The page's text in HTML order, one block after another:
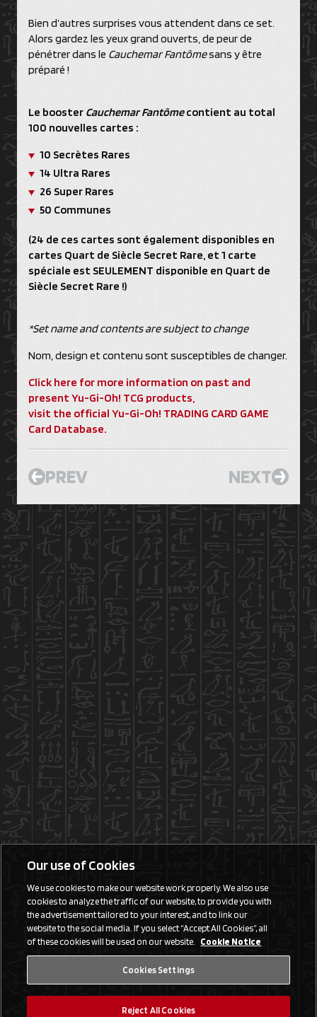
Bien d’autres surprises vous attendent dans ce set.
Alors gardez les yeux grand ouverts, de peur de
pénétrer dans le Cauchemar Fantômesans y être
préparé !
Le booster Cauchemar Fantômecontient au total
100 nouvelles cartes :
10 Secrètes Rares
14 Ultra Rares
26 Super Rares
50 Communes
(24 de ces cartes sont également disponibles en
cartes Quart de Siècle Secret Rare, et 1 carte
spéciale est SEULEMENT disponible en Quart de
Siècle Secret Rare !)
*Set name and contents are subject to change
Nom, design et contenu sont susceptibles de changer.
Click here for more information on past and
present Yu-Gi-Oh! TCG products,
visit the official Yu-Gi-Oh! TRADING CARD GAME
Card Database.
PREV NEXT
Our use of Cookies
We use cookies to make our website work properly. We also use
cookies to analyze the traffic of our website, to provide you with
the advertisement tailored to your interest, and to link our
website to the social media. If you select “Accept All Cookies”, all
of these cookies will be used on our website. Cookie Notice
Cookies Settings
Reject All Cookies